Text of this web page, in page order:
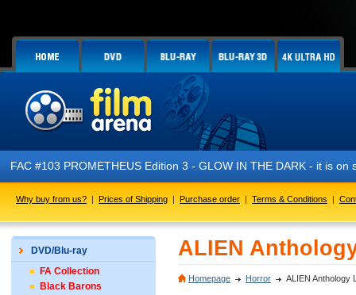
#103 PROMETHEUS Edition 3 - GLOW IN THE DARK - it is on
Why buy from us? | Prices of Shipping | Purchase order | Terms & Conditions |
DVD/Blu-ray
FA Collection
Black Barons
ALIEN
Homepage Horror ALIEN Anthology